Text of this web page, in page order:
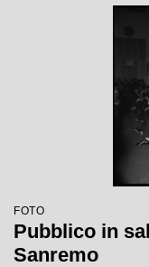
FOTO
Pubblico in
Sanremo